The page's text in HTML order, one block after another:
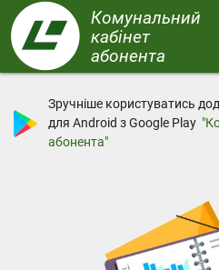
Перейти
до
основного
вмісту
Комунальний
кабінет
абонента
Зручніше користуватись
для Android з Google Play
абонента"